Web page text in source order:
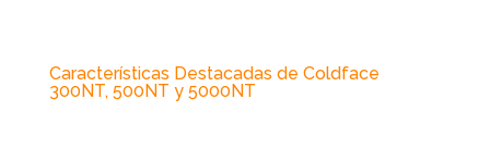
Características Destacadas de Coldface
300NT, 500NT y 5000NT